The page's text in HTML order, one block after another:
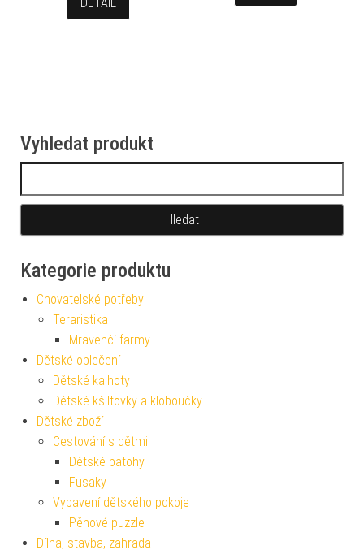
Vyhledat produkt
Kategorie produktu
Chovatelské potřeby
Teraristika
Mravenčí farmy
Dětské oblečení
Dětské kalhoty
Dětské kšiltovky a kloboučky
Dětské zboží
Cestování s dětmi
Dětské batohy
Fusaky
Vybavení dětského pokoje
Pěnové puzzle
Dílna, stavba, zahrada